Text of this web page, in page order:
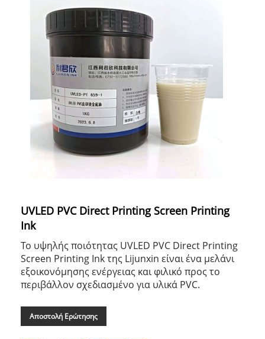
UVLED PVC Direct Printing Screen Printing
Ink
Το υψηλής ποιότητας UVLED PVC Direct Printing
Screen Printing Ink της Lijunxin είναι ένα μελάνι
εξοικονόμησης ενέργειας και φιλικό προς το
περιβάλλον σχεδιασμένο για υλικά PVC.
Αποστολή Ερώτησης